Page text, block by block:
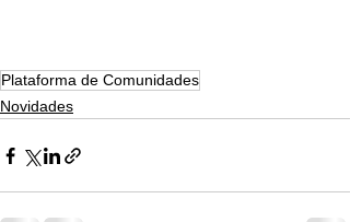
Plataforma de Comunidades
Novidades